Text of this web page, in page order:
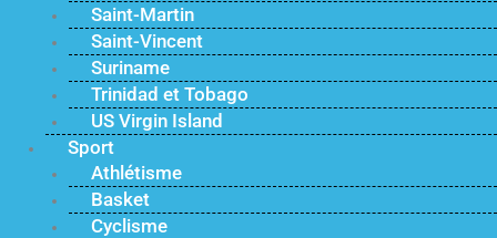
Saint-Martin
Saint-Vincent
Suriname
Trinidad et Tobago
US Virgin Island
Sport
Athlétisme
Basket
Cyclisme